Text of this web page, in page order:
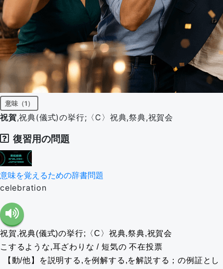
意味（1）
祝賀,祝典(儀式)の挙行;〈C〉祝典,祭典,祝賀会
復習用の問題
意味を覚えるための辞書問題
celebration
祝賀,祝典(儀式)の挙行;〈C〉祝典,祭典,祝賀会
こするような,耳ざわりな / 短気の 不在投票
【動/他】を説明する,を例解する,を解説する；の例証とし